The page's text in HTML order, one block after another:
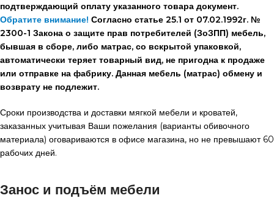
подтверждающий оплату указанного товара документ.
Обратите внимание! Согласно статье 25.1 от 07.02.1992г. №
2300-1 Закона о защите прав потребителей (ЗоЗПП) мебель,
бывшая в сборе, либо матрас, со вскрытой упаковкой,
автоматически теряет товарный вид, не пригодна к продаже
или отправке на фабрику. Данная мебель (матрас) обмену и
возврату не подлежит.
Сроки производства и доставки мягкой мебели и кроватей,
заказанных учитывая Ваши пожелания (варианты обивочного
материала) оговариваются в офисе магазина, но не превышают 60
рабочих дней.
Занос и подъём мебели